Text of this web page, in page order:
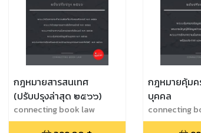
กฎหมายสารสนเทศ
(ปรับปรุงล่าสุด ๒๕๖๖)
connecting book law
กฎหมายคุ้ม
บุคคล
connecting